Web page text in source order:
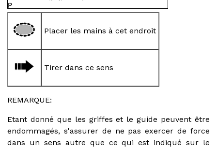
Placer les mains à cet endroit
Tirer dans ce sens
REMARQUE:
Etant donné que les griffes et le guide peuvent être
endommagés, s'assurer de ne pas exercer de force
dans un sens autre que ce qui est indiqué sur le